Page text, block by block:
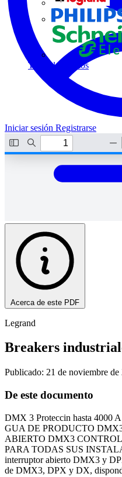
Todos los socios
Iniciar sesión Registrarse
Acerca de este PDF
Legrand
Breakers
Publicado: 21 de noviembre de
De este documento
DMX 3 Proteccin hasta 4000
GUA DE PRODUCTO
ABIERTO DMX3
PARA TODAS SUS
interruptor abierto DMX3 y
de DMX3, DPX y DX,